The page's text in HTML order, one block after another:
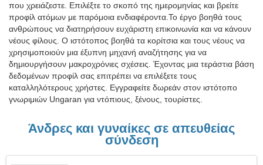
που χρειάζεστε. Επιλέξτε το σκοπό της ημερομηνίας και βρείτε
προφίλ ατόμων με παρόμοια ενδιαφέροντα.Το έργο βοηθά τους
ανθρώπους να διατηρήσουν ευχάριστη επικοινωνία και να κάνουν
νέους φίλους. Ο ιστότοπος βοηθά τα κορίτσια και τους νέους να
χρησιμοποιούν μια έξυπνη μηχανή αναζήτησης για να
δημιουργήσουν μακροχρόνιες σχέσεις. Έχοντας μια τεράστια βάση
δεδομένων προφίλ σας επιτρέπει να επιλέξετε τους
καταλληλότερους χρήστες. Εγγραφείτε δωρεάν στον ιστότοπο
γνωριμιών Ungaran για ντόπιους, ξένους, τουρίστες.
Άνδρες και γυναίκες σε απευθείας
σύνδεση